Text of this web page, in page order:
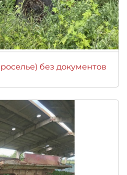
без документов